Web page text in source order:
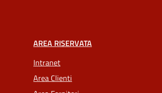
AREA RISERVATA
Intranet
Area Clienti